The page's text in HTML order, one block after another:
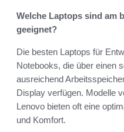
Welche Laptops sind am
geeignet?
Die besten Laptops für
Notebooks, die über einen
ausreichend
Display verfügen. Modelle
Lenovo bieten oft eine
und Komfort.